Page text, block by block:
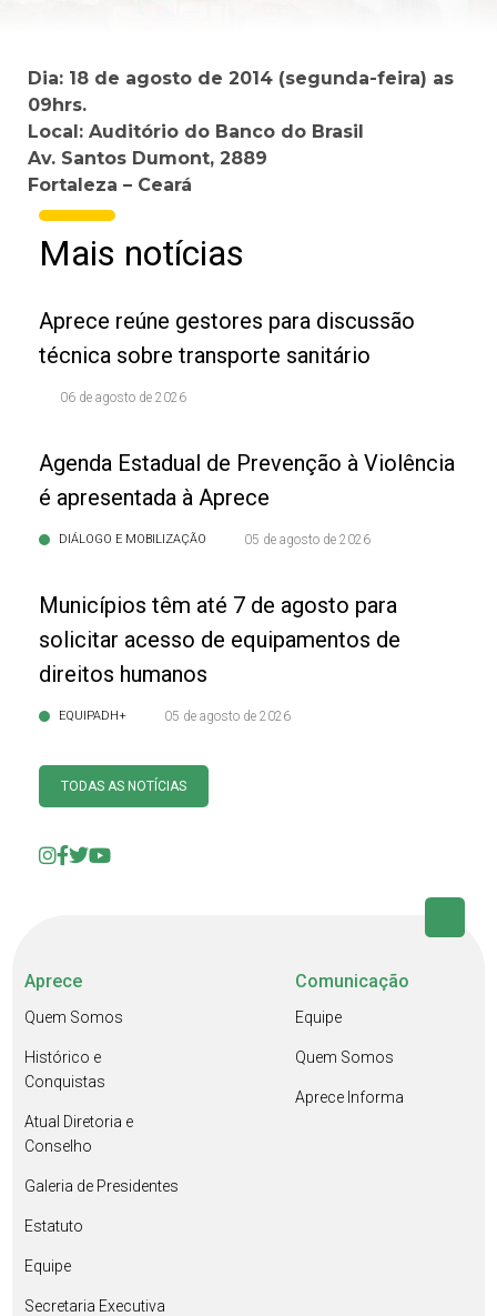
Dia: 18 de agosto de 2014 (segunda-feira) as
09hrs.
Local: Auditório do Banco do Brasil
Av. Santos Dumont, 2889
Fortaleza – Ceará
Mais notícias
Aprece reúne gestores para discussão
técnica sobre transporte sanitário
06 de agosto de 2026
Agenda Estadual de Prevenção à Violência
é apresentada à Aprece
DIÁLOGO E MOBILIZAÇÃO 05 de agosto de 2026
Municípios têm até 7 de agosto para
solicitar acesso de equipamentos de
direitos humanos
EQUIPADH+ 05 de agosto de 2026
TODAS AS NOTÍCIAS
Aprece
Quem Somos
Histórico e
Conquistas
Atual Diretoria e
Conselho
Galeria de Presidentes
Estatuto
Equipe
Secretaria Executiva
Comunicação
Equipe
Quem Somos
Aprece Informa